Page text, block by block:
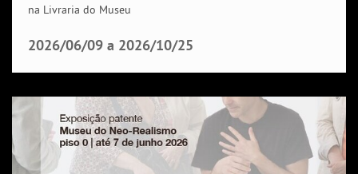
na Livraria do Museu
2026/06/09 a 2026/10/25